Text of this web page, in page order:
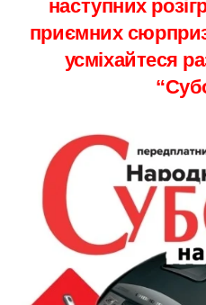
наступних
приємних
усміхайтеся